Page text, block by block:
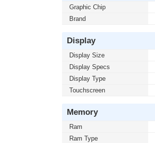
Graphic Chip
Brand
Display
Display Size
Display Specs
Display Type
Touchscreen
Memory
Ram
Ram Type